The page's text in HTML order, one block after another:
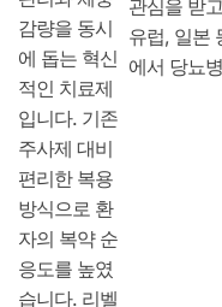
감량을 동시
에 돕는 혁신
적인 치료제
입니다. 기존
주사제 대비
편리한 복용
방식으로 환
자의 복약 순
응도를 높였
습니다. 리벨
관심을 받
유럽, 일본
에서 당뇨